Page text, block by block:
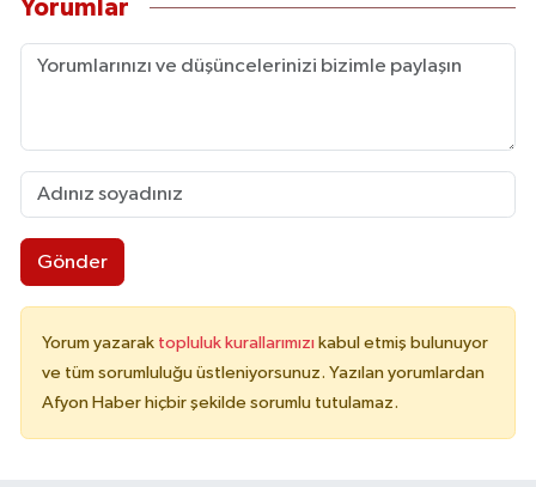
Yorumlar
Gönder
Yorum yazarak topluluk kurallarımızı kabul etmiş bulunuyor
ve tüm sorumluluğu üstleniyorsunuz. Yazılan yorumlardan
Afyon Haber hiçbir şekilde sorumlu tutulamaz.